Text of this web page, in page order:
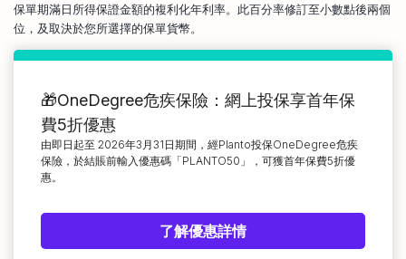
保單期滿日所得保證金額的複利化年利率。此百分率修訂至小數點後兩個
位，及取決於您所選擇的保單貨幣。
🎁OneDegree危疾保險：網上投保享首年保
費5折優惠
由即日起至 2026年3月31日期間，經Planto投保OneDegree危疾
保險，於結賬前輸入優惠碼「PLANTO50」，可獲首年保費5折優
惠。
了解優惠詳情